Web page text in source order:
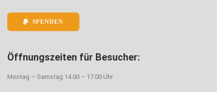
SPENDEN
Öffnungszeiten für Besucher:
Montag – Samstag 14.00 – 17.00 Uhr